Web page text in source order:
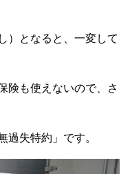
）となると、一変して
険も使えないので、さ
過失特約」です。